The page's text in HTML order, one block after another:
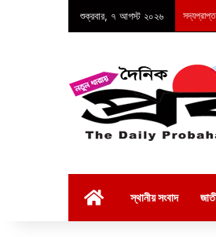
শুক্রবার, ৭ আগস্ট ২০২৬
স্থানীয় সংবাদ